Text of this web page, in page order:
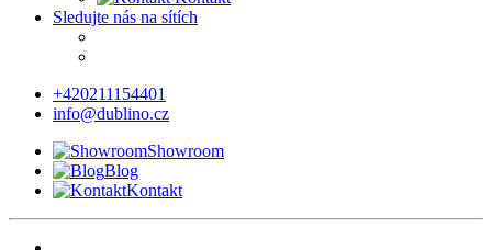
Sledujte nás na sítích
+420211154401
info@dublino.cz
Showroom
Blog
Kontakt